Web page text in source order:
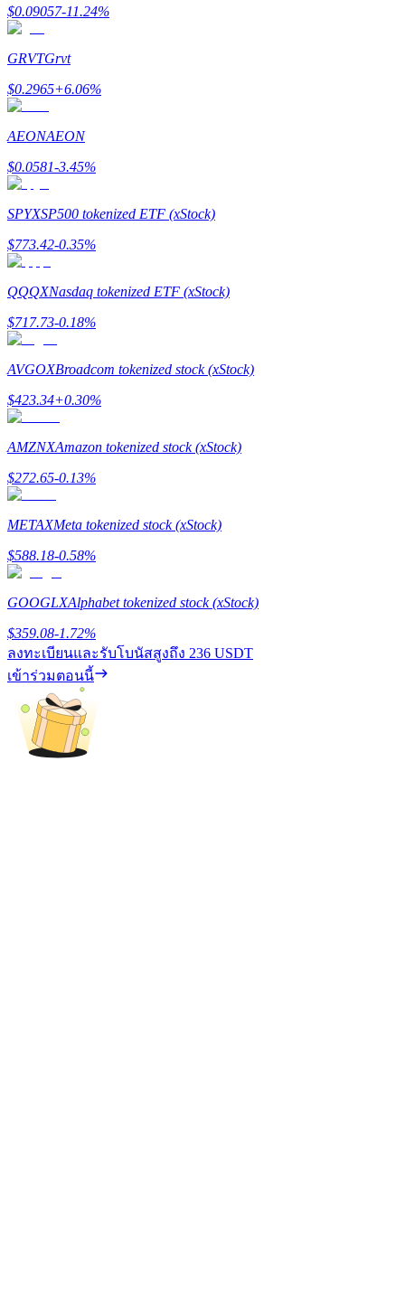
Trade Gold & Silver · 33,333 USDT Bonus
USDT New User Exclusive 10% APR
USDT Flexible Staking | Daily Rewards
New Listing Futures Fest
Trade New Futures, Win 200,000 USDT
Crypto World Cup 2026: Grand Finale
รับรางวัลและสิทธิพิเศษสุดพิเศษ
ศูนย์รางวัล
เข้าสู่ระบบ ลงชื่อ
$0.09057-11.24%
GRVTGrvt
$0.2965+6.06%
AEONAEON
$0.0581-3.45%
SPYXSP500 tokenized ETF (xStock)
$773.42-0.35%
QQQXNasdaq tokenized ETF (xStock)
$717.73-0.18%
AVGOXBroadcom tokenized stock (xStock)
$423.34+0.30%
AMZNXAmazon tokenized stock (xStock)
$272.65-0.13%
METAXMeta tokenized stock (xStock)
$588.18-0.58%
GOOGLXAlphabet tokenized stock (xStock)
$359.08-1.72%
ลงทะเบียนและรับโบนัสสูงถึง 236 USDT
เข้าร่วมตอนนี้